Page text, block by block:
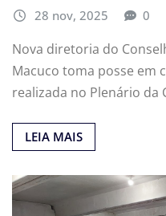
28 nov, 2025 0
Nova diretoria do
Macuco toma posse em
realizada no Plenário da
LEIA MAIS